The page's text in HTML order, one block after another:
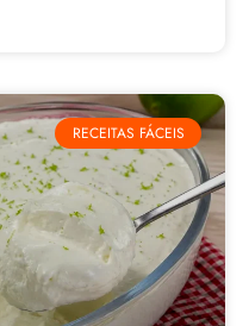
RECEITAS FÁCEIS